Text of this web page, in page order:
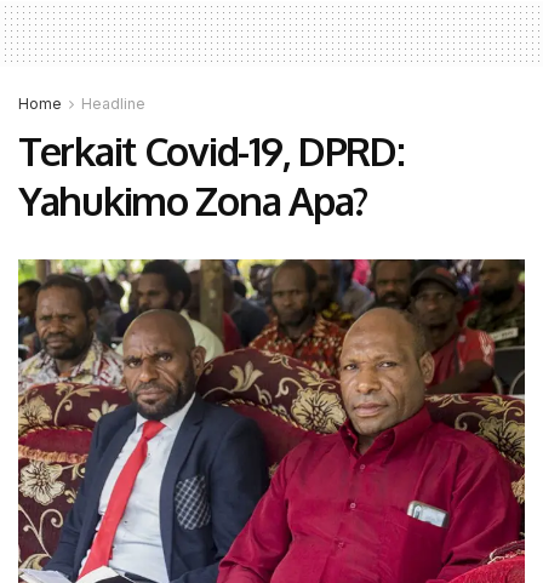
Home Headline
Terkait Covid-19, DPRD:
Yahukimo Zona Apa?